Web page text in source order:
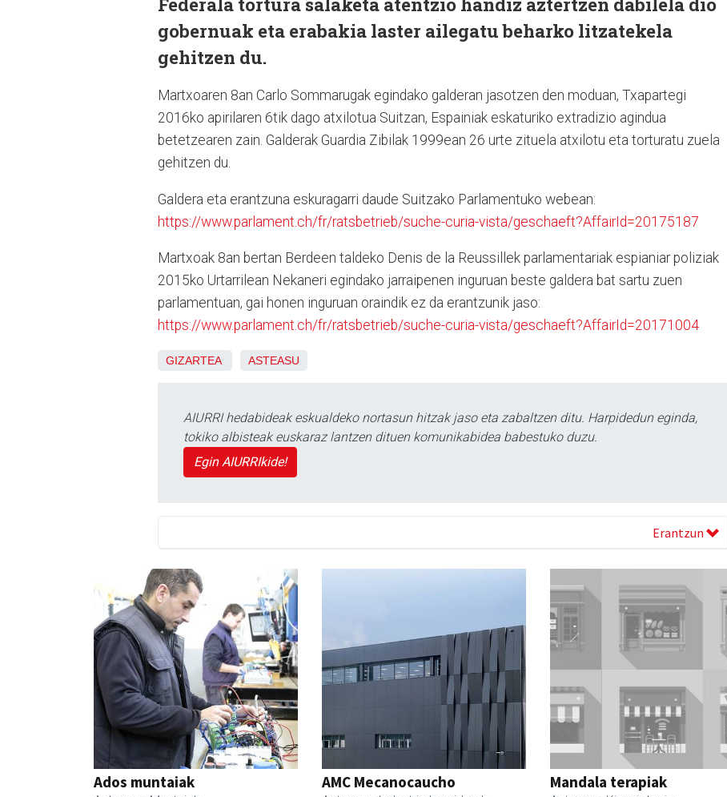
gobernuak eta erabakia laster ailegatu beharko litzatekela
gehitzen du.
Martxoaren 8an Carlo Sommarugak egindako galderan jasotzen den moduan, Txapartegi
2016ko apirilaren 6tik dago atxilotua Suitzan, Espainiak eskaturiko extradizio agindua
betetzearen zain. Galderak Guardia Zibilak 1999ean 26 urte zituela atxilotu eta torturatu zuela
gehitzen du.
Galdera eta erantzuna eskuragarri daude Suitzako Parlamentuko webean:
https://www.parlament.ch/fr/ratsbetrieb/suche-curia-vista/geschaeft?AffairId=20175187
Martxoak 8an bertan Berdeen taldeko Denis de la Reussillek parlamentariak espianiar poliziak
2015ko Urtarrilean Nekaneri egindako jarraipenen inguruan beste galdera bat sartu zuen
parlamentuan, gai honen inguruan oraindik ez da erantzunik jaso:
https://www.parlament.ch/fr/ratsbetrieb/suche-curia-vista/geschaeft?AffairId=20171004
GIZARTEA ASTEASU
AIURRI hedabideak eskualdeko nortasun hitzak jaso eta zabaltzen ditu. Harpidedun eginda,
tokiko albisteak euskaraz lantzen dituen komunikabidea babestuko duzu.
Egin AIURRIkide!
Erantzun
Ados muntaiak AMC Mecanocaucho Mandala terapiak